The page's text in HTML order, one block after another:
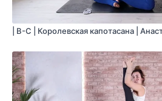
Цель:проработка всего тела и
направленности
Нагрузка: средняя
| B-С | Королевская капотасана |